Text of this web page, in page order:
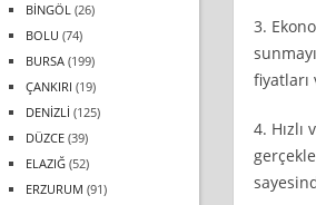
3.
fiyatları
4.
BİNGÖL (26)
BOLU (74)
BURSA (199)
ÇANKIRI (19)
DENİZLİ (125)
DÜZCE (39)
ELAZIĞ (52)
ERZURUM (91)